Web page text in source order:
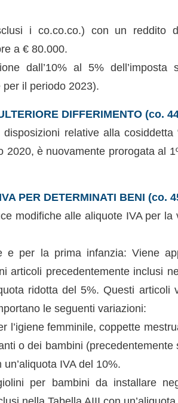
i co.co.co.) con un reddito
a € 80.000.
dall’10% al 5% dell’imposta
il periodo 2023).
DIFFERIMENTO (co.
relative alla cosiddetta
2020, è nuovamente prorogata al
PER DETERMINATI BENI (co.
modifiche alle aliquote IVA per la
e per la prima infanzia: Viene
articoli precedentemente inclusi
ridotta del 5%. Questi articoli
le seguenti variazioni:
l’igiene femminile, coppette
o dei bambini
IVA del 10%.
per bambini da installare